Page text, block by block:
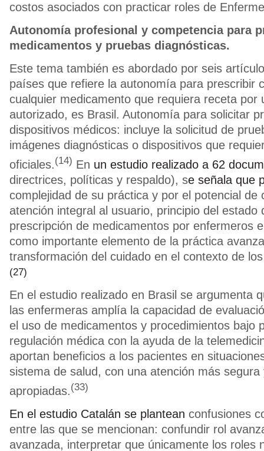
costos asociados con practicar roles de
Autonomía profesional y competencia para
medicamentos y pruebas diagnósticas.
Este tema también es abordado por seis
países que refiere la autonomía para prescribir
cualquier medicamento que requiera receta por
autorizado, es Brasil. Autonomía para solicitar
dispositivos médicos: incluye la solicitud de
imágenes diagnósticas o dispositivos que
oficiales.(14) En un estudio realizado a 62
directrices, políticas y respaldo), se señala que
complejidad de su práctica y por el potencial de
atención integral al usuario, principio del estado
prescripción de medicamentos por enfermeros
como importante elemento de la práctica
transformación del cuidado en el contexto de
(27)
En el estudio realizado en Brasil se argumenta
las enfermeras amplía la capacidad de
el uso de medicamentos y procedimientos bajo
regulación médica con la ayuda de la
aportan beneficios a los pacientes en
sistema de salud, con una atención más
apropiadas.(33)
En el estudio Catalán se plantean confusiones
entre las que se mencionan: confundir rol
avanzada, interpretar que únicamente los roles